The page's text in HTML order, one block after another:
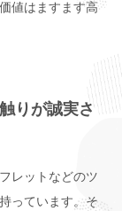
値はますます高
りが誠実さ
レットなどのツ
っています。そ